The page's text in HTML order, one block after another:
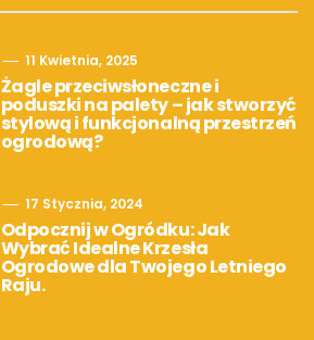
11 Kwietnia, 2025
Żagle przeciwsłoneczne i
poduszki na palety – jak stworzyć
stylową i funkcjonalną przestrzeń
ogrodową?
17 Stycznia, 2024
Odpocznij w Ogródku: Jak
Wybrać Idealne Krzesła
Ogrodowe dla Twojego Letniego
Raju.